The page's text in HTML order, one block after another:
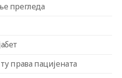
прегледа
права пацијената